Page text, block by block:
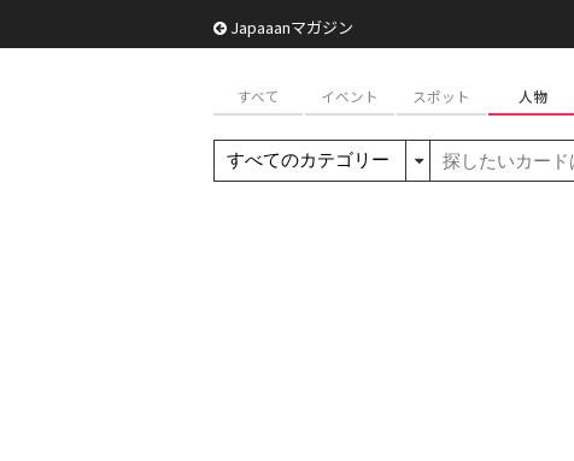
Japaaanマガジン
すべて イベント スポット 人物